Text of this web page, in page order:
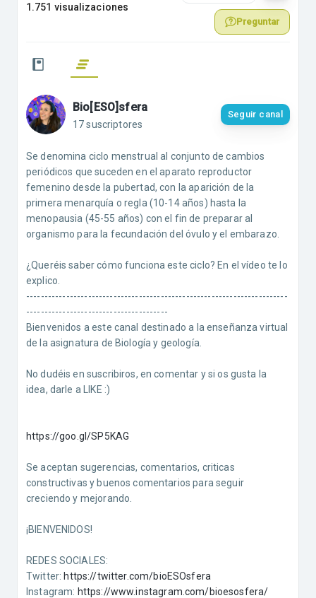
1.751 visualizaciones
Preguntar
Bio[ESO]sfera
17 suscriptores
Seguir canal
Se denomina ciclo menstrual al conjunto de cambios
periódicos que suceden en el aparato reproductor
femenino desde la pubertad, con la aparición de la
primera menarquía o regla (10-14 años) hasta la
menopausia (45-55 años) con el fin de preparar al
organismo para la fecundación del óvulo y el embarazo.
¿Queréis saber cómo funciona este ciclo? En el vídeo te lo
explico.
------------------------------------------------------------------------
---------------------------------------
Bienvenidos a este canal destinado a la enseñanza virtual
de la asignatura de Biología y geología.
No dudéis en suscribiros, en comentar y si os gusta la
idea, darle a LIKE :)
https://goo.gl/SP5KAG
Se aceptan sugerencias, comentarios, criticas
constructivas y buenos comentarios para seguir
creciendo y mejorando.
¡BIENVENIDOS!
REDES SOCIALES:
Twitter: https://twitter.com/bioESOsfera
Instagram: https://www.instagram.com/bioesosfera/